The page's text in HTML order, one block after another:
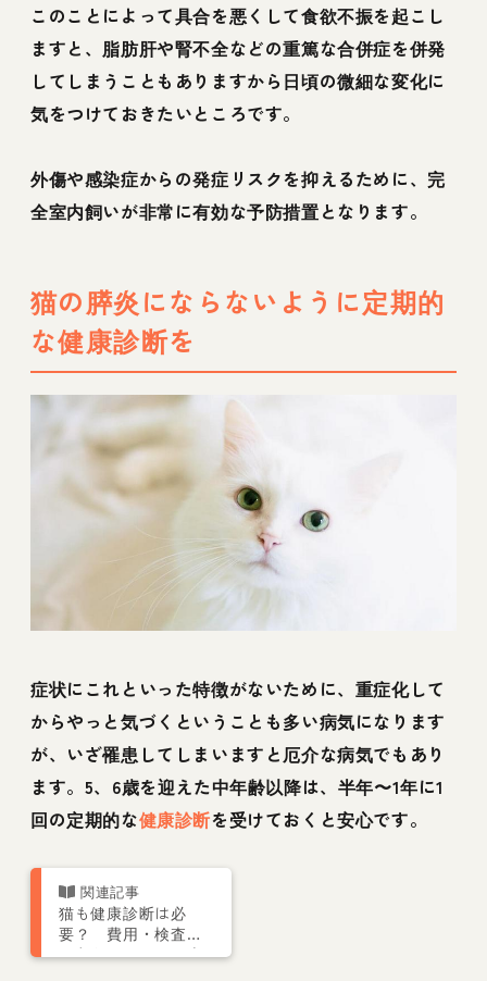
このことによって具合を悪くして食欲不振を起こし
ますと、脂肪肝や腎不全などの重篤な合併症を併発
してしまうこともありますから日頃の微細な変化に
気をつけておきたいところです。
外傷や感染症からの発症リスクを抑えるために、完
全室内飼いが非常に有効な予防措置となります。
猫の膵炎にならないように定期的
な健康診断を
症状にこれといった特徴がないために、重症化して
からやっと気づくということも多い病気になります
が、いざ罹患してしまいますと厄介な病気でもあり
ます。5、6歳を迎えた中年齢以降は、半年〜1年に1
回の定期的な健康診断を受けておくと安心です。
猫も健康診断は必
要？ 費用・検査項
目などについて猫専